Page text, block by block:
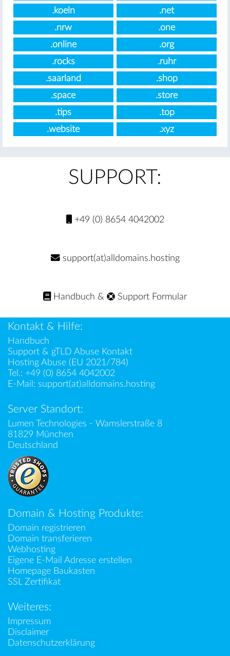
.koeln
.net
.nrw
.one
.online
.org
.rocks
.ruhr
.saarland
.shop
.space
.store
.tips
.top
.website
.xyz
SUPPORT:
+49 (0) 8654 4042002
support(at)alldomains.hosting
Handbuch & Support Formular
Kontakt & Hilfe:
Handbuch
Support & gTLD Abuse Kontakt
Hosting Abuse (EU 2021/784)
Tel.: +49 (0) 8654 4042002
E-Mail: support(at)alldomains.hosting
Server Standort:
Lumen Technologies - Wamslerstraße 8
81829 München
Deutschland
Domain & Hosting Produkte:
Domain registrieren
Domain transferieren
Webhosting
Eigene E-Mail Adresse erstellen
Homepage Baukasten
SSL Zertifikat
Weiteres:
Impressum
Disclaimer
Datenschutzerklärung